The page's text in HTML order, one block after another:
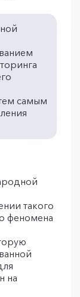
самым
такого
феномена
на